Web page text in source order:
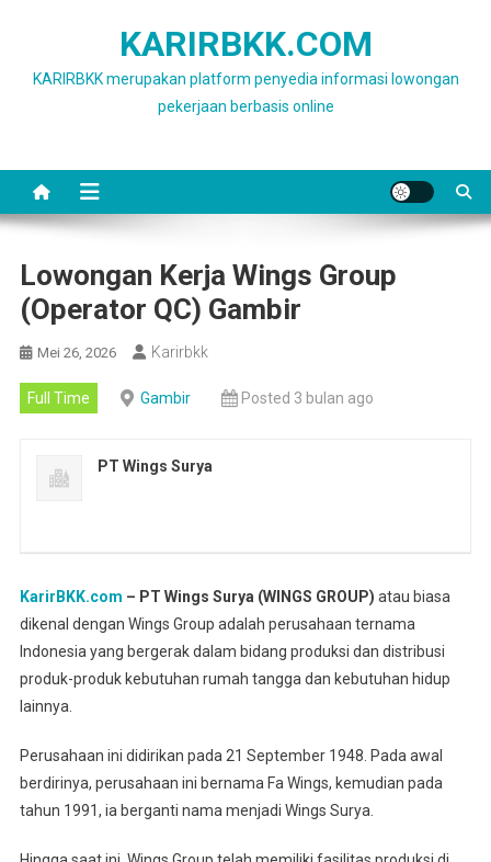
KARIRBKK.COM
KARIRBKK merupakan platform penyedia informasi lowongan
pekerjaan berbasis online
Lowongan Kerja Wings Group
(Operator QC) Gambir
Mei 26, 2026 Karirbkk
Full Time Gambir Posted 3 bulan ago
PT Wings Surya
KarirBKK.com – PT Wings Surya (WINGS GROUP) atau biasa
dikenal dengan Wings Group adalah perusahaan ternama
Indonesia yang bergerak dalam bidang produksi dan distribusi
produk-produk kebutuhan rumah tangga dan kebutuhan hidup
lainnya.
Perusahaan ini didirikan pada 21 September 1948. Pada awal
berdirinya, perusahaan ini bernama Fa Wings, kemudian pada
tahun 1991, ia berganti nama menjadi Wings Surya.